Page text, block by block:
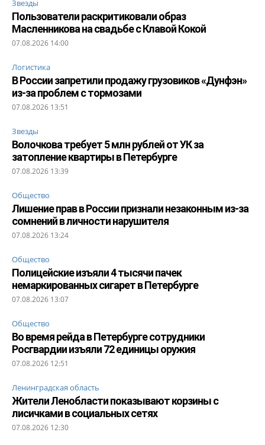
Звезды
Пользователи раскритиковали образ
Масленникова на свадьбе с Клавой Кокой
07.08.2026 14:00
Логистика
В России запретили продажу грузовиков «Дунфэн»
из-за проблем с тормозами
07.08.2026 13:51
Звезды
Волочкова требует 5 млн рублей от УК за
затопление квартиры в Петербурге
07.08.2026 13:39
Общество
Лишение прав в России признали незаконным из-за
сомнений в личности нарушителя
07.08.2026 13:24
Общество
Полицейские изъяли 4 тысячи пачек
немаркированных сигарет в Петербурге
07.08.2026 13:07
Общество
Во время рейда в Петербурге сотрудники
Росгвардии изъяли 72 единицы оружия
07.08.2026 12:51
Ленинградская область
Жители Ленобласти показывают корзины с
лисичками в социальных сетях
07.08.2026 12:30